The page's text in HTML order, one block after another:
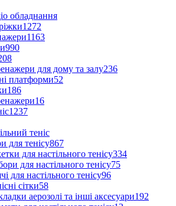
обладнання
1272
1163
990
для дому та залу236
платформи52
186
16
1237
теніс
для тенісу867
для настільного тенісу334
для настільного тенісу75
для настільного тенісу96
сітки58
аерозолі та інші аксесуари192